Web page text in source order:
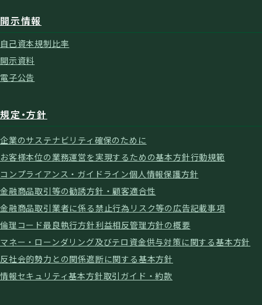
開示情報
自己資本規制比率
開示資料
電子公告
規定・方針
企業のサステナビリティ確保のために
お客様本位の業務運営を実現するための基本方針行動規範
コンプライアンス・ガイドライン個人情報保護方針
金融商品取引等の勧誘方針・顧客適合性
金融商品取引業者に係る禁止行為 リスク等の広告記載事項
倫理コード最良執行方針利益相反管理方針の概要
マネー・ローンダリング及びテロ資金供与対策に関する基本方針
反社会的勢力との関係遮断に関する基本方針
情報セキュリティ基本方針取引ガイド・約款